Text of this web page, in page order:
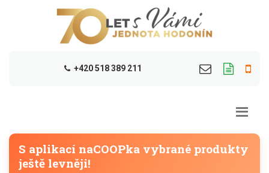
+420 518 389 211
S aplikací naCOOPka vybrané produkty
ještě levněji!